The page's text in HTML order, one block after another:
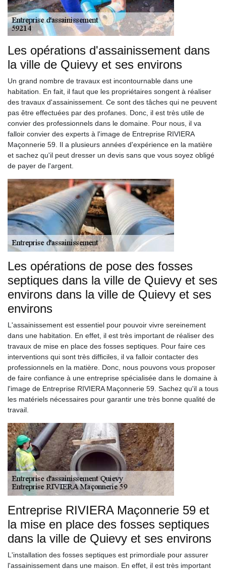
Les opérations d'assainissement dans
la ville de Quievy et ses environs
Un grand nombre de travaux est incontournable dans une
habitation. En fait, il faut que les propriétaires songent à réaliser
des travaux d'assainissement. Ce sont des tâches qui ne peuvent
pas être effectuées par des profanes. Donc, il est très utile de
convier des professionnels dans le domaine. Pour nous, il va
falloir convier des experts à l'image de Entreprise RIVIERA
Maçonnerie 59. Il a plusieurs années d'expérience en la matière
et sachez qu'il peut dresser un devis sans que vous soyez obligé
de payer de l'argent.
Les opérations de pose des fosses
septiques dans la ville de Quievy et ses
environs dans la ville de Quievy et ses
environs
L'assainissement est essentiel pour pouvoir vivre sereinement
dans une habitation. En effet, il est très important de réaliser des
travaux de mise en place des fosses septiques. Pour faire ces
interventions qui sont très difficiles, il va falloir contacter des
professionnels en la matière. Donc, nous pouvons vous proposer
de faire confiance à une entreprise spécialisée dans le domaine à
l'image de Entreprise RIVIERA Maçonnerie 59. Sachez qu'il a tous
les matériels nécessaires pour garantir une très bonne qualité de
travail.
Entreprise RIVIERA Maçonnerie 59 et
la mise en place des fosses septiques
dans la ville de Quievy et ses environs
L'installation des fosses septiques est primordiale pour assurer
l'assainissement dans une maison. En effet, il est très important